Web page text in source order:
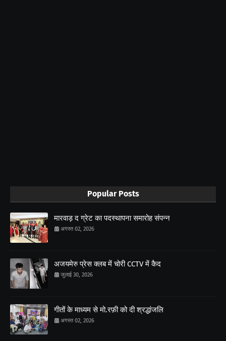
Popular Posts
मारवाड़ द ग्रेट का पदस्थापना समारोह संपन्न
अगस्त 02, 2026
अजयमेरु प्रेस क्लब में चोरी CCTV में कैद
जुलाई 30, 2026
गीतों के माध्यम से मो.रफ़ी को दी श्रद्धांजलि
अगस्त 02, 2026